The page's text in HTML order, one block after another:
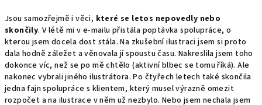
Jsou samozřejmě i věci, které se letos nepovedly nebo
skončily. V létě mi v e-mailu přistála poptávka spolupráce, o
kterou jsem docela dost stála. Na zkušební ilustraci jsem si proto
dala hodně záležet a věnovala jí spoustu času. Nakreslila jsem toho
dokonce víc, než se po mě chtělo (aktivní blbec se tomu říká). Ale
nakonec vybrali jiného ilustrátora. Po čtyřech letech také skončila
jedna fajn spolupráce s klientem, který musel výrazně omezit
rozpočet a na ilustrace v něm už nezbylo. Nebo jsem nechala jsem